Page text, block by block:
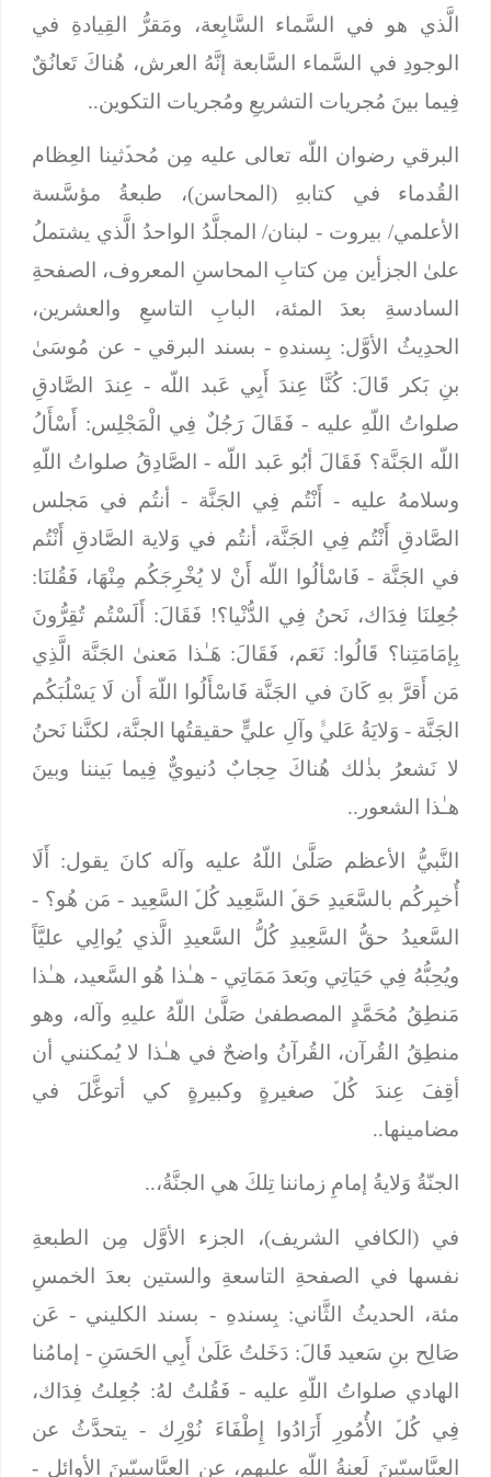
الَّذي هو في السَّماء السَّابِعة، ومَقرُّ القِيادةِ في
الوجودِ في السَّماء السَّابعة إنَّهُ العرش، هُناكَ تَعانُقٌ
فِيما بينَ مُجريات التشريعِ ومُجريات التكوين..
البرقي رضوان اللّه تعالى عليه مِن مُحدﱢثينا العِظام
القُدماء في كتابهِ (المحاسن)، طبعةُ مؤسَّسة
الأعلمي/ بيروت - لبنان/ المجلَّدُ الواحدُ الَّذي يشتملُ
علىٰ الجزأين مِن كتابِ المحاسنِ المعروف، الصفحةِ
السادسةِ بعدَ المئة، البابِ التاسعِ والعشرين،
الحدِيثُ الأوَّل: بِسندهِ- بسند البرقي - عن مُوسَىٰ
بنِ بَكر قَالَ: كُنَّا عِندَ أَبِي عَبد اللّه - عِندَ الصَّادقِ
صلواتُ اللّهِ عليه - فَقَالَ رَجُلٌ فِي الْمَجْلِس: أَسْأَلُ
اللّه الجَنَّة؟ فَقَالَ أبُو عَبد اللّه- الصَّادِقُ صلواتُ اللّهِ
وسلامهُ عليه -
أَنْتُم فِي الجَنَّة- أنتُم في مَجلس
الصَّادقِ أَنْتُم فِي الجَنَّة، أنتُم في وَلاية الصَّادقِ أَنْتُم
في الجَنَّة - فَاسْألُوا اللّه أَنْ لا يُخْرِجَكُم مِنْهَا، فَقُلنَا:
جُعِلنَا فِدَاك، نَحنُ فِي الدُّنْيا؟! فَقَالَ: أَلَسْتُم تُقِرُّونَ
بِإمَامَتِنا؟ قَالُوا: نَعَم، فَقَالَ: هَـٰذا مَعنىٰ الجَنَّة الَّذِي
مَن أَقرَّ بهِ كَانَ في الجَنَّة فَاسْأَلُوا اللّهَ أَن لَا يَسْلُبَكُم
الجَنَّة- وَلايَةُ عَليﱟ وآلِ عليٍّ حقيقتُها الجنَّة، لكنَّنا نَحنُ
لا نَشعرُ بذٰلك هُناكَ حِجابٌ دُنيويٌّ فِيما بَيننا وبينَ
هـٰذا الشعور..
النَّبيُّ الأعظم صَلَّىٰ اللّهُ عليه وآله كانَ يقول: أَلَا
أُخبِركُم بالسَّعَيدِ حَقﱢ السَّعِيد كُلﱢ السَّعِيد - مَن هُو؟ -
السَّعيدُ حقُّ السَّعِيدِ كُلُّ السَّعيدِ الَّذي يُوالِي عليَّاً
ويُحِبُّهُ فِي حَيَاتِي وبَعدَ مَمَاتِي - هـٰذا هُو السَّعيد، هـٰذا
مَنطِقُ مُحَمَّدٍ المصطفىٰ صَلَّىٰ اللّهُ عليهِ وآله، وهو
منطِقُ القُرآن، القُرآنُ واضحٌ في هـٰذا لا يُمكنني أن
أقِفَ عِندَ كُلﱢ صغيرةٍ وكبيرةٍ كي أتوغَّلَ في
مضامينها..
الجنّةُ وَلايةُ إمامِ زماننا تِلكَ هي الجنَّةُ،..
في (الكافي الشريف)، الجزء الأوَّل مِن الطبعةِ
نفسها في الصفحةِ التاسعةِ والستين بعدَ الخمسِ
مئة، الحديثُ الثَّاني:بِسندهِ- بسند الكليني - عَن
صَالِح بنِ سَعيد قَالَ: دَخَلتُ عَلَىٰ أَبِي الحَسَنِ- إمامُنا
الهادي صلواتُ اللّهِ عليه - فَقُلتُ لهُ: جُعِلتُ فِدَاك،
فِي كُلﱢ الأُمُورِ أَرَادُوا إِطْفَاءَ نُوْرِك- يتحدَّثُ عن
العبَّاسيّينَ لَعنةُ اللّهِ عليهِم، عن العبَّاسيّينَ الأوائل -